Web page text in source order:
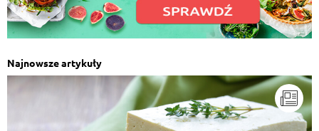
Najnowsze artykuły